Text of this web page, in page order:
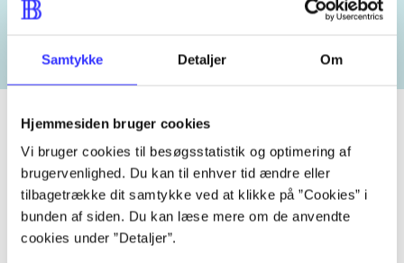
Samtykke Detaljer Om
Hjemmesiden bruger cookies
Vi bruger cookies til besøgsstatistik og optimering af
brugervenlighed. Du kan til enhver tid ændre eller
tilbagetrække dit samtykke ved at klikke på ”Cookies” i
bunden af siden. Du kan læse mere om de anvendte
cookies under ”Detaljer”.
heste hestesygdomme vokal
Tidsskrift
Artiklen er en del af